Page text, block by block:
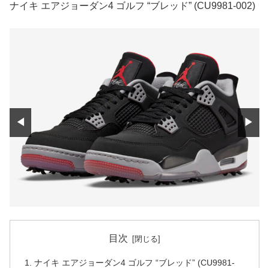
ナイキ エアジョーダン4 ゴルフ “ブレッド” (CU9981-002)
◀ ▶
目次
ナイキ エアジョーダン4 ゴルフ “ブレッド” (CU9981-